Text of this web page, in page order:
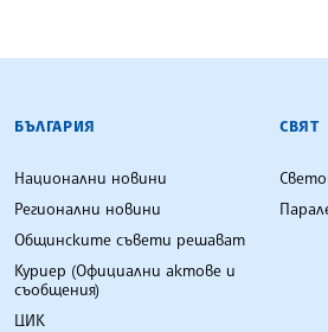
БЪЛГАРСКА
БЪЛГАРИЯ
Национални новини
Регионални новини
Общинските съвети решават
Куриер (Официални актове и
съобщения)
ЦИК
СВЯТ